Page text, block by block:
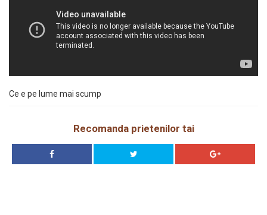
Ce e pe lume mai scump
Recomanda prietenilor tai